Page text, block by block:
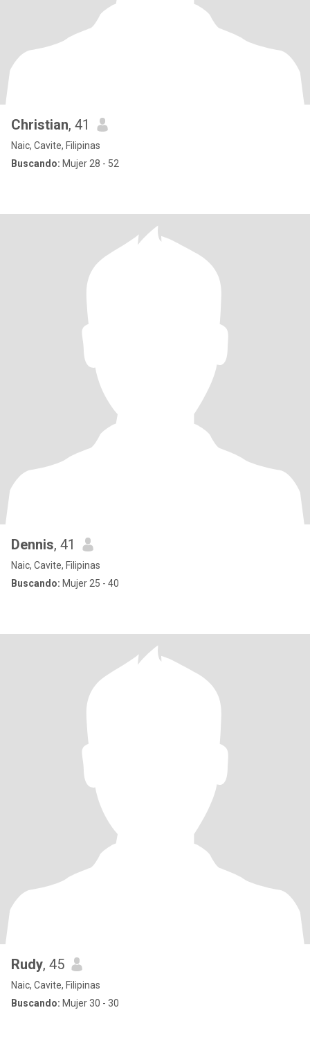
Christian, 41
Naic, Cavite, Filipinas
Buscando: Mujer 28 - 52
Dennis, 41
Naic, Cavite, Filipinas
Buscando: Mujer 25 - 40
Rudy, 45
Naic, Cavite, Filipinas
Buscando: Mujer 30 - 30